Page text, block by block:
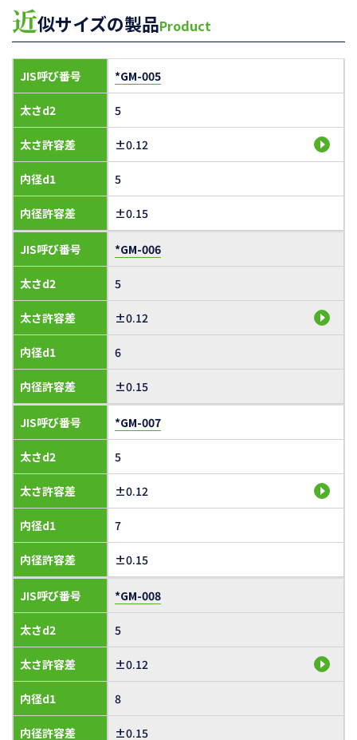
近似サイズの製品Product
JIS呼び番号
太さd2
太さ許容差
内径d1
内径許容差
*GM-005
5
±0.12
5
±0.15
JIS呼び番号
太さd2
太さ許容差
内径d1
内径許容差
*GM-006
5
±0.12
6
±0.15
JIS呼び番号
太さd2
太さ許容差
内径d1
内径許容差
*GM-007
5
±0.12
7
±0.15
JIS呼び番号
太さd2
太さ許容差
内径d1
内径許容差
*GM-008
5
±0.12
8
±0.15